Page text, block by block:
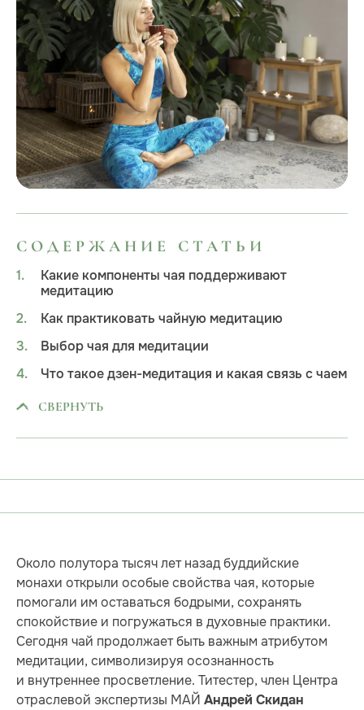
СОДЕРЖАНИЕ СТАТЬИ
Какие компоненты чая поддерживают
медитацию
Как практиковать чайную медитацию
Выбор чая для медитации
Что такое дзен-медитация и какая связь с чаем
СВЕРНУТЬ
Около полутора тысяч лет назад буддийские
монахи открыли особые свойства чая, которые
помогали им оставаться бодрыми, сохранять
спокойствие и погружаться в духовные практики.
Сегодня чай продолжает быть важным атрибутом
медитации, символизируя осознанность
и внутреннее просветление. Титестер, член Центра
отраслевой экспертизы МАЙ Андрей Скидан